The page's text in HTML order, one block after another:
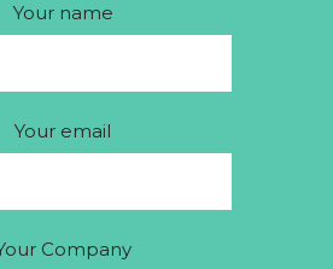
Your name
Your email
Company